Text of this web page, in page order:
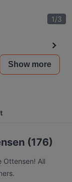
1/3
Show more
(176)
Ottensen! All